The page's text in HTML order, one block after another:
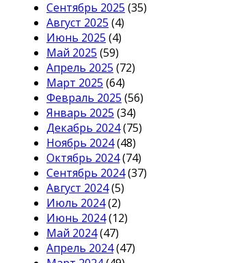
Сентябрь 2025 (35)
Август 2025 (4)
Июнь 2025 (4)
Май 2025 (59)
Апрель 2025 (72)
Март 2025 (64)
Февраль 2025 (56)
Январь 2025 (34)
Декабрь 2024(75)
Ноябрь 2024(48)
Октябрь 2024(74)
Сентябрь 2024(37)
Август 2024(5)
Июль 2024(2)
Июнь 2024(12)
Май 2024(47)
Апрель 2024(47)